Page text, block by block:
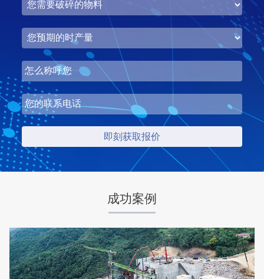
成功案例
湖北省中昇东浩荆门建材时产500-600吨机制砂项目
项目坐标
湖北省荆门市 时产500-600吨
中昇东浩荆门建材 石灰石